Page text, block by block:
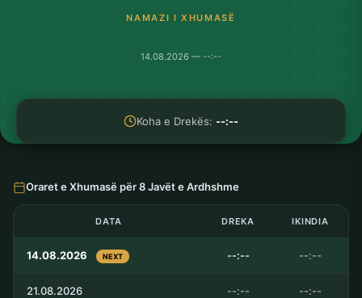
NAMAZI I XHUMASË
14.08.2026 — --:--
Koha e Drekës: --:--
Oraret e Xhumasë për 8 Javët e Ardhshme
DATA DREKA IKINDIA
14.08.2026 NEXT --:-- --:--
21.08.2026 --:-- --:--